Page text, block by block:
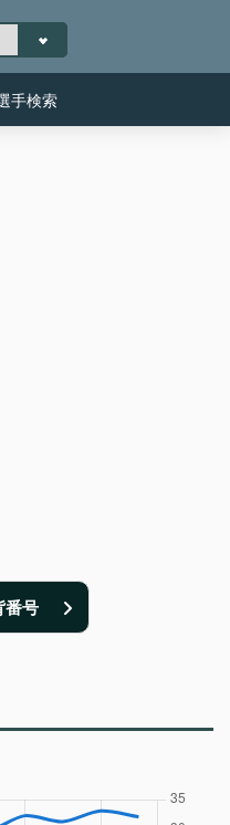
手検索
番号